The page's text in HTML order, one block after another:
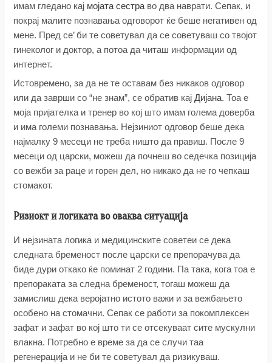
имам гледано кај мојата сестра во два наврати. Сепак, и
покрај малите познавања одговорот ќе беше негативен од
мене. Пред се’ би те советувал да се советуваш со твојот
гинеколог и доктор, а потоа да читаш информации од
интернет.
Истовремено, за да не те оставам без никаков одговор
или да заврши со “не знам”, се обратив кајДијана. Тоа е
моја пријателка и тренер во кој што имам голема доверба
и има големи познавања. Нејзиниот одговор беше дека
најмалку 9 месеци не треба ништо да правиш. После 9
месеци од царски, можеш да почнеш во седечка позиција
со вежби за раце и горен дел, но никако да не го чепкаш
стомакот.
Ризиокт и логиката во оваква ситуација
И нејзината логика и медицинските советеи се дека
следната бременост после царски се препорачува да
биде дури откако ќе поминат 2 години. Па така, кога тоа е
препораката за следна бременост, тогаш можеш да
замислиш дека веројатно истото важи и за вежбањето
особено на стомачни. Сепак се работи за покомплексен
зафат и зафат во кој што ти се отсекуваат сите мускулни
влакна. Потребно е време за да се случи таа
регенерација и не би те советувал да ризикуваш.